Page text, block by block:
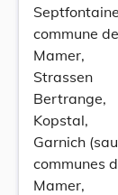
commune
Mamer,
Strassen
Bertrange,
Kopstal,
Garnich
communes
Mamer,